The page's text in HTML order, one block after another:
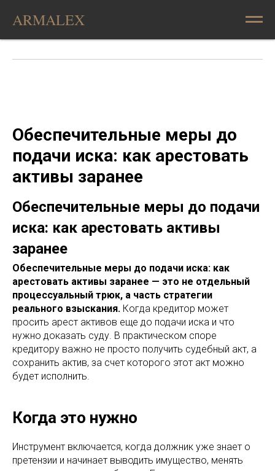
ARMALEX
Обеспечительные меры до
подачи иска: как арестовать
активы заранее
Обеспечительные меры до подачи
иска: как арестовать активы
заранее
Обеспечительные меры до подачи иска: как
арестовать активы заранее — это не отдельный
процессуальный трюк, а часть стратегии
реального взыскания. Когда кредитор может
просить арест активов еще до подачи иска и что
нужно доказать суду. В практическом споре
кредитору важно не просто получить судебный акт, а
сохранить актив, за счет которого этот акт можно
будет исполнить.
Когда это нужно
Инструмент включается, когда должник уже знает о
претензии и начинает выводить имущество, менять